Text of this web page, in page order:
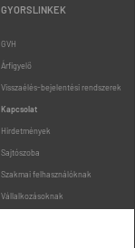
GYORSLINKEK
GVH
Árfigyelő
Visszaélés-bejelentési rendszerek
Kapcsolat
Hirdetmények
Sajtószoba
Szakmai felhasználóknak
Vállalkozásoknak